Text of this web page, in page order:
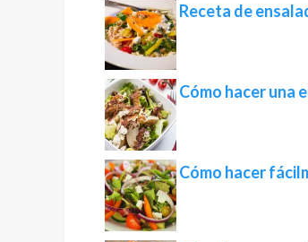
Receta de
Cómo hacer una
Cómo hacer